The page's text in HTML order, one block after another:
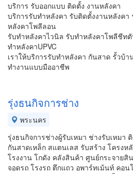
บริการ รับออกแบบ ติดตั้ง งานหลังคา
บริการรับทำหลังคา รับติดตั้งงานหลังคา
หลังคาโพลีลอน
รับทำหลังคาไวนิล รับทำหลังคาโพลีชีท
ทำหลังคาUPVC
เราให้บริการรับทำหลังคา กันสาด รั้วบ้
ทำงานแบบมืออาชีพ
รุ่งธนกิจการช่าง
พระนคร
รุ่งธนกิจการช่างผู้รับเหมา ช่างรับเหมา
กันสาดเหล็ก สแตนเลส รับสร้าง โครงห
โรงงาน โกดัง คลังสินค้า ศูนย์กระจาย
จอดรถ โรงรถ ตึกแถว อพาร์ทเม้นท์ คอ